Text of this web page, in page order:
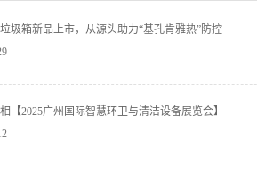
圾箱新品上市，从源头助力“基孔肯雅热”防控
【2025广州国际智慧环卫与清洁设备展览会】